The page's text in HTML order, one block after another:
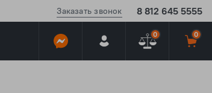
Заказать звонок 8 812 645 5555
0 0